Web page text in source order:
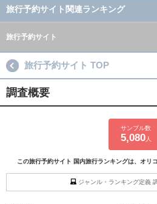
旅行予約サイト関連ランキング
旅行予約サイト
旅行予約サイト TOP
調査概要
サンプル数
5,080人
この旅行予約サイト 国内旅行ランキングは、オリ
ジャンル・ランキング定義